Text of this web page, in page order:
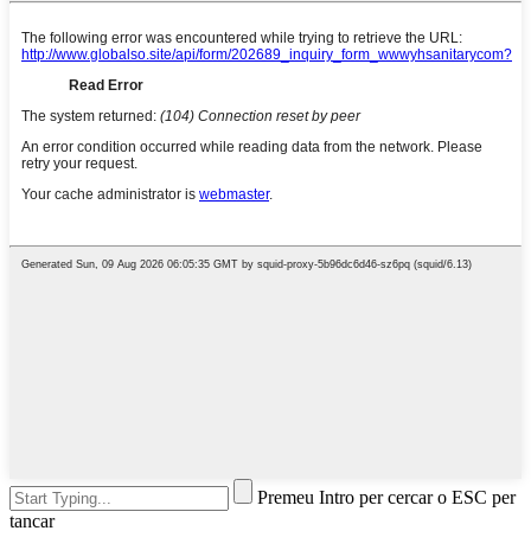
Premeu Intro per cercar o ESC per
tancar